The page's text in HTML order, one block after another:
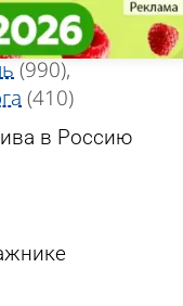
(990)
(410)
в Россию